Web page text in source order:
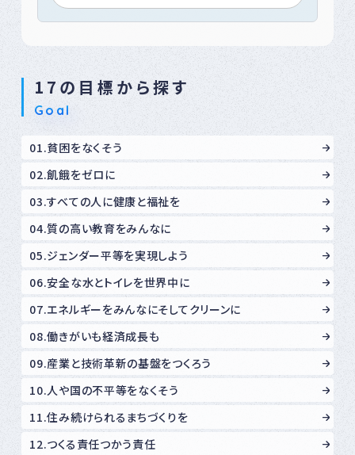
17の目標から探す
Goal
01.貧困をなくそう
02.飢餓をゼロに
03.すべての人に健康と福祉を
04.質の高い教育をみんなに
05.ジェンダー平等を実現しよう
06.安全な水とトイレを世界中に
07.エネルギーをみんなにそしてクリーンに
08.働きがいも経済成長も
09.産業と技術革新の基盤をつくろう
10.人や国の不平等をなくそう
11.住み続けられるまちづくりを
12.つくる責任つかう責任